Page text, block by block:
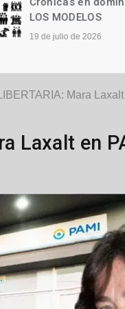
LOS MODELOS
19 de julio de 2026
Mara
Laxalt en